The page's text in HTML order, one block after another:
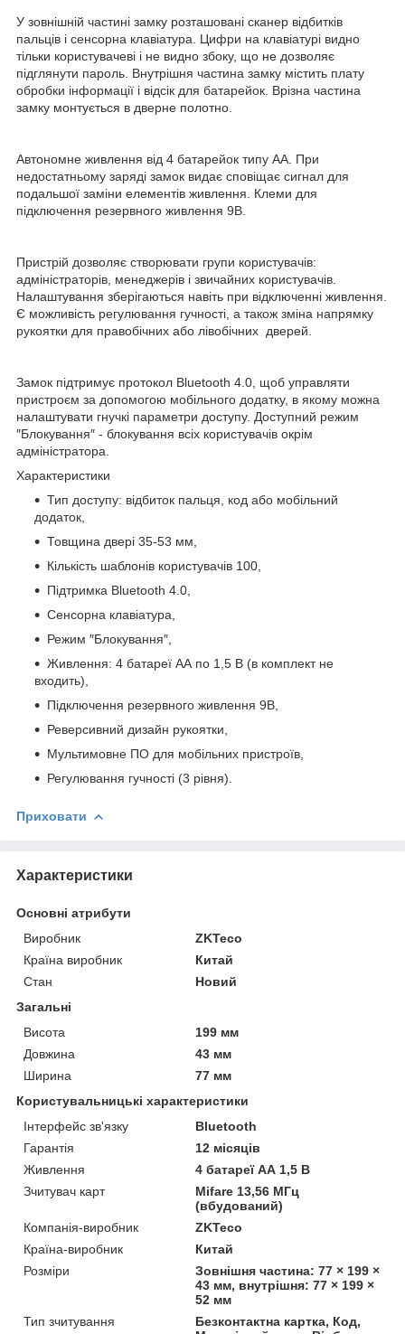
У зовнішній частині замку розташовані сканер відбитків
пальців і сенсорна клавіатура. Цифри на клавіатурі видно
тільки користувачеві і не видно збоку, що не дозволяє
підглянути пароль. Внутрішня частина замку містить плату
обробки інформації і відсік для батарейок. Врізна частина
замку монтується в дверне полотно.
Автономне живлення від 4 батарейок типу АА. При
недостатньому заряді замок видає сповіщає сигнал для
подальшої заміни елементів живлення. Клеми для
підключення резервного живлення 9В.
Пристрій дозволяє створювати групи користувачів:
адміністраторів, менеджерів і звичайних користувачів.
Налаштування зберігаються навіть при відключенні живлення.
Є можливість регулювання гучності, а також зміна напрямку
рукоятки для правобічних або лівобічних дверей.
Замок підтримує протокол Bluetooth 4.0, щоб управляти
пристроєм за допомогою мобільного додатку, в якому можна
налаштувати гнучкі параметри доступу. Доступний режим
″Блокування″ - блокування всіх користувачів окрім
адміністратора.
Характеристики
Тип доступу: відбиток пальця, код або мобільний
додаток,
Товщина двері 35-53 мм,
Кількість шаблонів користувачів 100,
Підтримка Bluetooth 4.0,
Сенсорна клавіатура,
Режим ″Блокування″,
Живлення: 4 батареї АА по 1,5 В (в комплект не
входить),
Підключення резервного живлення 9В,
Реверсивний дизайн рукоятки,
Мультимовне ПО для мобільних пристроїв,
Регулювання гучності (3 рівня).
Приховати
Характеристики
Основні атрибути
Виробник
ZKTeco
Країна виробник
Китай
Стан
Новий
Загальні
Висота
199 мм
Довжина
43 мм
Ширина
77 мм
Користувальницькі характеристики
Інтерфейс зв'язку
Bluetooth
Гарантія
12 місяців
Живлення
4 батареї АА 1,5 В
Зчитувач карт
Mifare 13,56 МГц
(вбудований)
Компанія-виробник
ZKTeco
Країна-виробник
Китай
Розміри
Зовнішня частина: 77 × 199 ×
43 мм, внутрішня: 77 × 199 ×
52 мм
Тип зчитування
Безконтактна картка, Код,